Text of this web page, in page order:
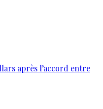
après l’accord entre